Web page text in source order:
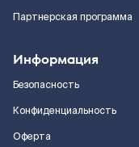
Партнерская программа
Информация
Безопасность
Конфиденциальность
Оферта